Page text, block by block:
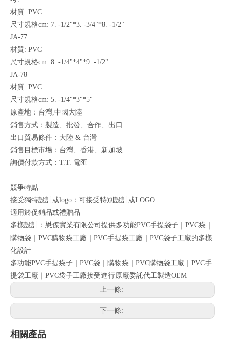
材質: PVC
尺寸規格cm: 7. -1/2"*3. -3/4"*8. -1/2"
JA-77
材質: PVC
尺寸規格cm: 8. -1/4"*4"*9. -1/2"
JA-78
材質: PVC
尺寸規格cm: 5. -1/4"*3"*5"
原產地：台灣,中國大陸
銷售方式：製造、批發、合作、出口
出口貿易條件：大陸 & 台灣
銷售目標市場：台灣、香港、新加坡
詢價付款方式：T.T. 電匯
競爭特點
接受獨特設計或logo：可接受特別設計或LOGO
適用於促銷品或禮贈品
多樣設計：懋傑實業有限公司提供多功能PVC手提袋子｜PVC袋｜
購物袋｜PVC購物袋工廠｜PVC手提袋工廠｜PVC袋子工廠的多樣
化設計
多功能PVC手提袋子｜PVC袋｜購物袋｜PVC購物袋工廠｜PVC手
提袋工廠｜PVC袋子工廠接受進行原廠委託代工製造OEM
上一條:
下一條:
相關產品